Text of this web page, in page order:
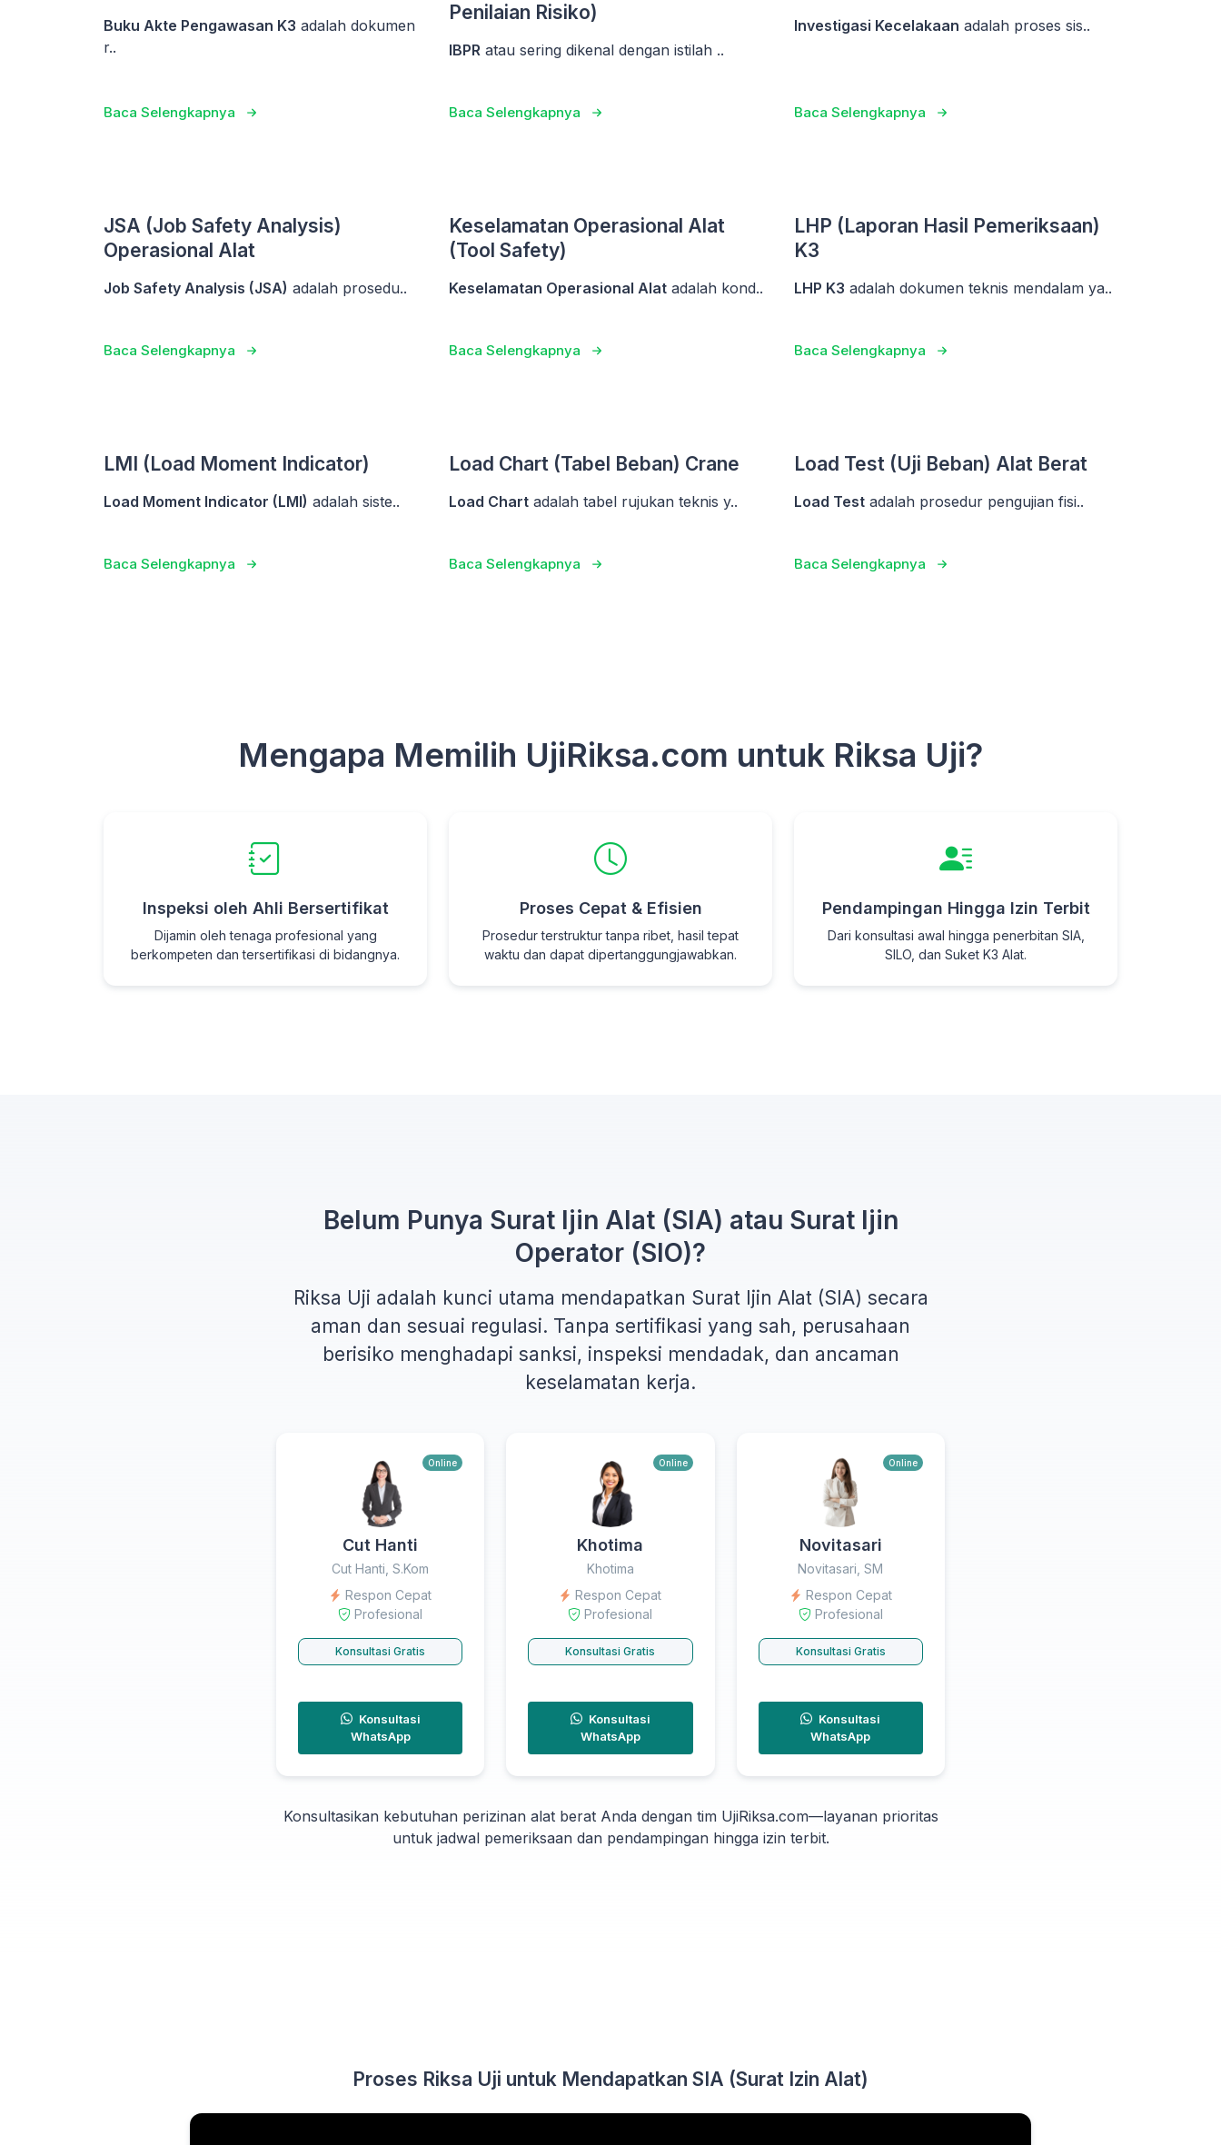
Buku Akte Pengawasan K3 adalah dokumen
r..
Baca Selengkapnya
Penilaian Risiko)
IBPR atau sering dikenal dengan istilah ..
Baca Selengkapnya
Investigasi Kecelakaan adalah proses sis..
Baca Selengkapnya
JSA (Job Safety Analysis)
Operasional Alat
Job Safety Analysis (JSA) adalah prosedu..
Baca Selengkapnya
Keselamatan Operasional Alat
(Tool Safety)
Keselamatan Operasional Alat adalah kond..
Baca Selengkapnya
LHP (Laporan Hasil Pemeriksaan)
K3
LHP K3 adalah dokumen teknis mendalam ya..
Baca Selengkapnya
LMI (Load Moment Indicator)
Load Moment Indicator (LMI) adalah siste..
Baca Selengkapnya
Load Chart (Tabel Beban) Crane
Load Chart adalah tabel rujukan teknis y..
Baca Selengkapnya
Load Test (Uji Beban) Alat Berat
Load Test adalah prosedur pengujian fisi..
Baca Selengkapnya
Mengapa Memilih UjiRiksa.com untuk Riksa Uji?
Inspeksi oleh Ahli Bersertifikat
Dijamin oleh tenaga profesional yang
berkompeten dan tersertifikasi di bidangnya.
Proses Cepat & Efisien
Prosedur terstruktur tanpa ribet, hasil tepat
waktu dan dapat dipertanggungjawabkan.
Pendampingan Hingga Izin Terbit
Dari konsultasi awal hingga penerbitan SIA,
SILO, dan Suket K3 Alat.
Belum Punya Surat Ijin Alat (SIA) atau Surat Ijin
Operator (SIO)?
Riksa Uji adalah kunci utama mendapatkan Surat Ijin Alat (SIA) secara
aman dan sesuai regulasi. Tanpa sertifikasi yang sah, perusahaan
berisiko menghadapi sanksi, inspeksi mendadak, dan ancaman
keselamatan kerja.
Online
Cut Hanti
Cut Hanti, S.Kom
Respon Cepat
Profesional
Konsultasi Gratis
Konsultasi
WhatsApp
Online
Khotima
Khotima
Respon Cepat
Profesional
Konsultasi Gratis
Konsultasi
WhatsApp
Online
Novitasari
Novitasari, SM
Respon Cepat
Profesional
Konsultasi Gratis
Konsultasi
WhatsApp
Konsultasikan kebutuhan perizinan alat berat Anda dengan tim UjiRiksa.com—layanan prioritas
untuk jadwal pemeriksaan dan pendampingan hingga izin terbit.
Proses Riksa Uji untuk Mendapatkan SIA (Surat Izin Alat)